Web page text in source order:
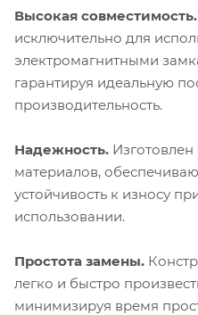
Высокая совместимость.
исключительно для
электромагнитными
гарантируя идеальную
производительность.
Надежность.
материалов,
устойчивость к износу
использовании.
Простота замены.
легко и быстро
минимизируя время